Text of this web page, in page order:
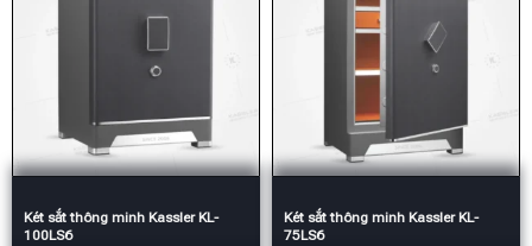
Két sắt thông minh Kassler KL-
100LS6
Két sắt thông minh Kassler KL-
75LS6